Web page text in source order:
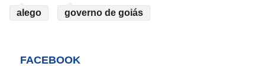
alego governo de goiás
FACEBOOK